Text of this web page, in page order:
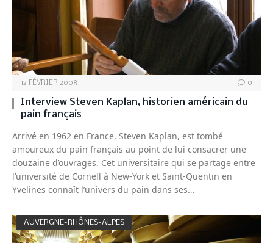
12 FÉVRIER 2008 0
Interview Steven Kaplan, historien américain du
pain français
Arrivé en 1962 en France, Steven Kaplan, est tombé
amoureux du pain français au point de lui consacrer une
douzaine d’ouvrages. Cet universitaire qui se partage entre
l’université de Cornell à New-York et Saint-Quentin en
Yvelines connaît l’univers du pain dans ses…
AUVERGNE-RHÔNES-ALPES